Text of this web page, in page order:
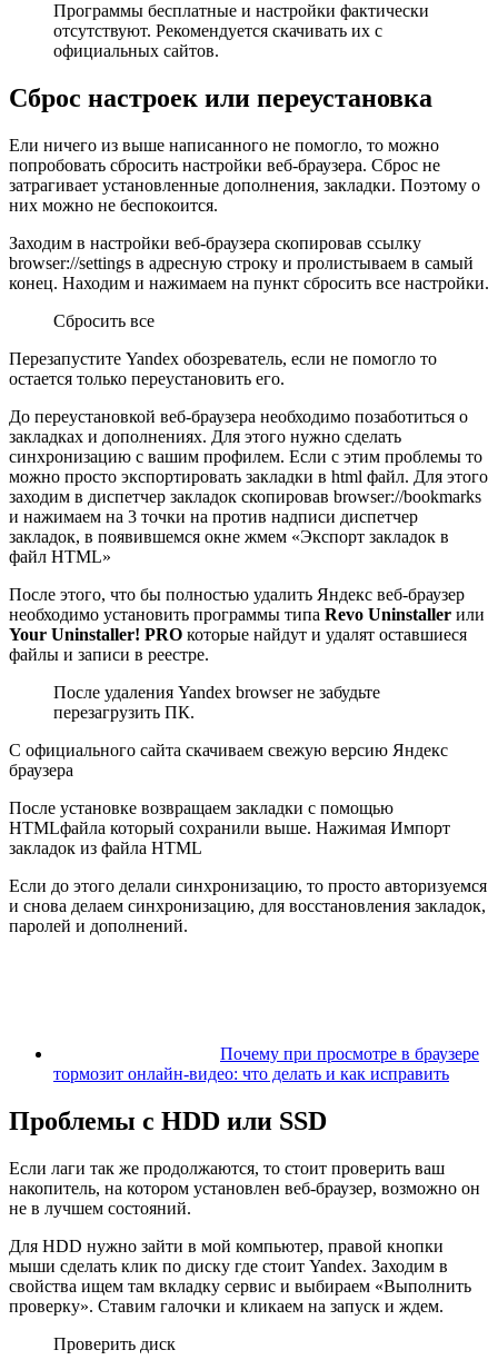
Программы бесплатные и настройки фактически
отсутствуют. Рекомендуется скачивать их с
официальных сайтов.
Сброс настроек или переустановка
Ели ничего из выше написанного не помогло, то можно
попробовать сбросить настройки веб-браузера. Сброс не
затрагивает установленные дополнения, закладки. Поэтому о
них можно не беспокоится.
Заходим в настройки веб-браузера скопировав ссылку
browser://settings в адресную строку и пролистываем в самый
конец. Находим и нажимаем на пункт сбросить все настройки.
Сбросить все
Перезапустите Yandex обозреватель, если не помогло то
остается только переустановить его.
До переустановкой веб-браузера необходимо позаботиться о
закладках и дополнениях. Для этого нужно сделать
синхронизацию с вашим профилем. Если с этим проблемы то
можно просто экспортировать закладки в html файл. Для этого
заходим в диспетчер закладок скопировав browser://bookmarks
и нажимаем на 3 точки на против надписи диспетчер
закладок, в появившемся окне жмем «Экспорт закладок в
файл HTML»
После этого, что бы полностью удалить Яндекс веб-браузер
необходимо установить программы типа Revo Uninstaller или
Your Uninstaller! PRO которые найдут и удалят оставшиеся
файлы и записи в реестре.
После удаления Yandex browser не забудьте
перезагрузить ПК.
С официального сайта скачиваем свежую версию Яндекс
браузера
После установке возвращаем закладки с помощью
HTMLфайла который сохранили выше. Нажимая Импорт
закладок из файла HTML
Если до этого делали синхронизацию, то просто авторизуемся
и снова делаем синхронизацию, для восстановления закладок,
паролей и дополнений.
Почему при просмотре в браузере
тормозит онлайн-видео: что делать и как исправить
Проблемы с HDD или SSD
Если лаги так же продолжаются, то стоит проверить ваш
накопитель, на котором установлен веб-браузер, возможно он
не в лучшем состояний.
Для HDD нужно зайти в мой компьютер, правой кнопки
мыши сделать клик по диску где стоит Yandex. Заходим в
свойства ищем там вкладку сервис и выбираем «Выполнить
проверку». Ставим галочки и кликаем на запуск и ждем.
Проверить диск